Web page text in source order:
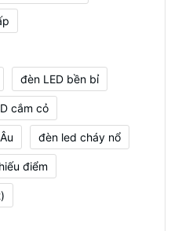
đèn LED bền bỉ
cắm cỏ
đèn led cháy nổ
điểm